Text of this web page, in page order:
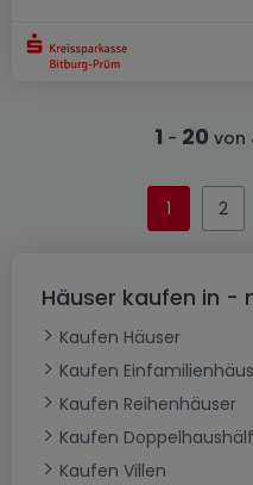
1 - 20 von
1 2
Häuser kaufen in -
Kaufen Häuser
Kaufen
Kaufen Reihenhäuser
Kaufen
Kaufen Villen